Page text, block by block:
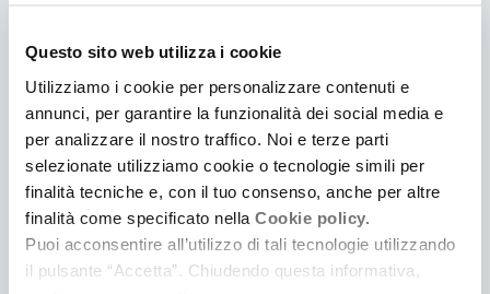
Questo sito web utilizza i cookie
Utilizziamo i cookie per personalizzare contenuti e
annunci, per garantire la funzionalità dei social media e
per analizzare il nostro traffico. Noi e terze parti
selezionate utilizziamo cookie o tecnologie simili per
finalità tecniche e, con il tuo consenso, anche per altre
finalità come specificato nella Cookie policy.
Puoi acconsentire all’utilizzo di tali tecnologie utilizzando
il pulsante “Accetta”. Chiudendo questa informativa,
Produzione
Maxman Coop. Società cooperativa
Soggetto e sceneggiatura
Direttore della fotografia
Stefano Grilli